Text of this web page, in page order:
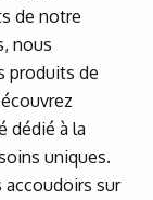
de notre
nous
produits de
dédié à la
uniques.
accoudoirs sur